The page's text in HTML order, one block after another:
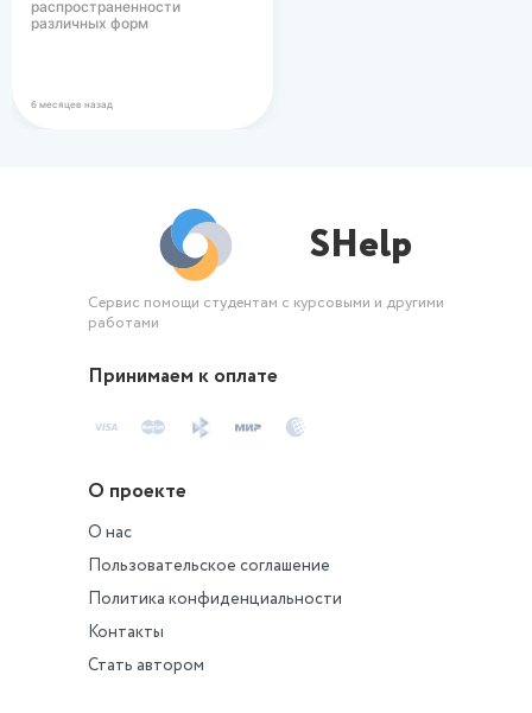
распространенности
различных форм
6 месяцев назад
SHelp
Сервис помощи студентам с курсовыми и другими
работами
Принимаем к оплате
О проекте
О нас
Пользовательское соглашение
Политика конфиденциальности
Контакты
Стать автором